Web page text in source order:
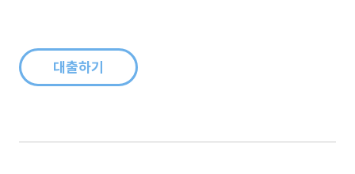
생긴 일』의 저자는 ..
대출하기